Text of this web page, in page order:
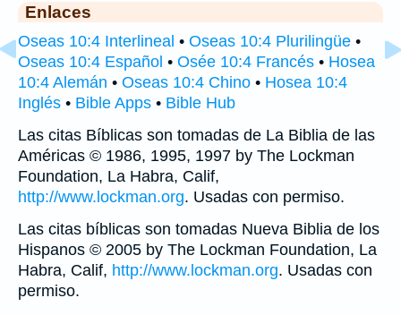
Enlaces
Oseas 10:4 Interlineal • Oseas 10:4 Plurilingüe •
Oseas 10:4 Español • Osée 10:4 Francés • Hosea
10:4 Alemán • Oseas 10:4 Chino • Hosea 10:4
Inglés • Bible Apps • Bible Hub
Las citas Bíblicas son tomadas de La Biblia de las
Américas © 1986, 1995, 1997 by The Lockman
Foundation, La Habra, Calif,
http://www.lockman.org. Usadas con permiso.
Las citas bíblicas son tomadas Nueva Biblia de los
Hispanos © 2005 by The Lockman Foundation, La
Habra, Calif, http://www.lockman.org. Usadas con
permiso.